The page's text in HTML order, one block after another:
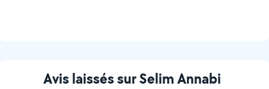
Avis laissés sur Selim Annabi